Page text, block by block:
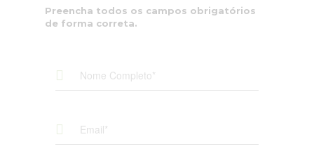
Preencha todos os campos obrigatórios
de forma correta.